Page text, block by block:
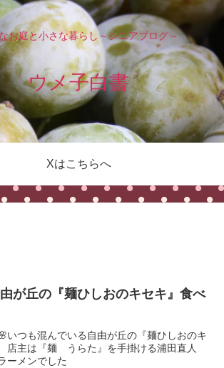
お庭と小さな暮らし～シニアブログ～
ウメ子白書
Xはこちらへ
が丘の『麺ひしおのキセキ』食べ
いつも混んでいる自由が丘の『麺ひしおのキ
店主は『麺 うらた』を手掛ける浦田直人
ーメンでした